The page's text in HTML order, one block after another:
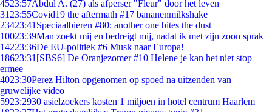
4523:57Abdul A. (27) als afperser "Fleur" door het leven
31 23:55Covid19 the aftermath #17 bananenmilkshake
23423:41 Speciaalbieren #80: another one bites the dust
10023:39Man zoekt mij en bedreigt mij, nadat ik met zijn zoon sprak
14223:36De EU-politiek #6 Musk naar Europa!
18623:31 [SBS6] De Oranjezomer #10 Helene je kan het niet stop
ermee
4023:30Perez Hilton opgenomen op spoed na uitzenden van
gruwelijke video
5923:2930 asielzoekers kosten 1 miljoen in hotel centrum Haarlem